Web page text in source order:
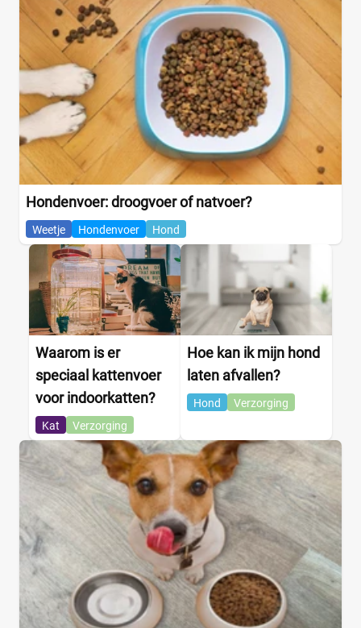
Hondenvoer: droogvoer of natvoer?
Weetje Hondenvoer Hond
Waarom is er
speciaal kattenvoer
voor indoorkatten?
Kat Verzorging
Hoe kan ik mijn hond
laten afvallen?
Hond Verzorging